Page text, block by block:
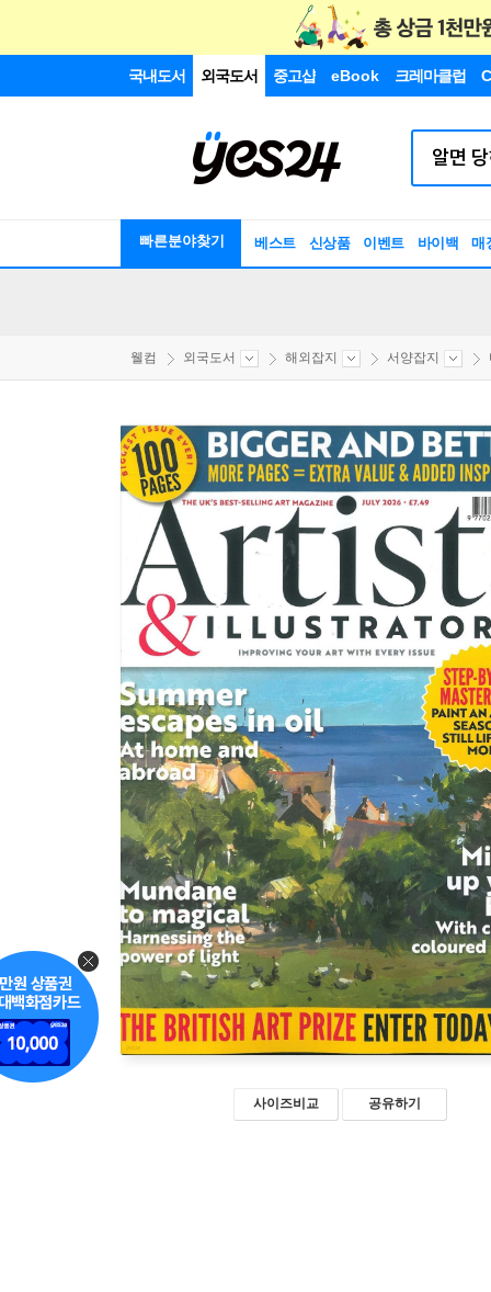
국내도서 외국도서 중고샵 eBook 크레마클럽
빠른분야찾기 베스트 신상품 이벤트 바이백 매
웰컴 외국도서 해외잡지 서양잡지
사이즈비교 공유하기